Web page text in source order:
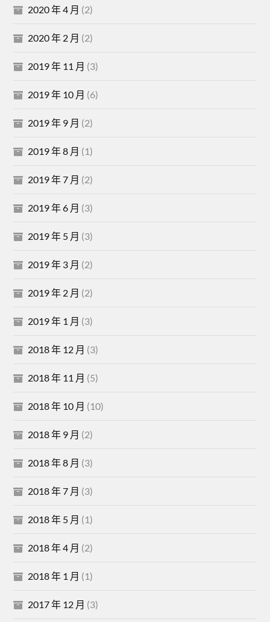
2020 年 4 月 (2)
2020 年 2 月 (2)
2019 年 11 月 (3)
2019 年 10 月 (6)
2019 年 9 月 (2)
2019 年 8 月 (1)
2019 年 7 月 (2)
2019 年 6 月 (3)
2019 年 5 月 (3)
2019 年 3 月 (2)
2019 年 2 月 (2)
2019 年 1 月 (3)
2018 年 12 月 (3)
2018 年 11 月 (5)
2018 年 10 月 (10)
2018 年 9 月 (2)
2018 年 8 月 (3)
2018 年 7 月 (3)
2018 年 5 月 (1)
2018 年 4 月 (2)
2018 年 1 月 (1)
2017 年 12 月 (3)